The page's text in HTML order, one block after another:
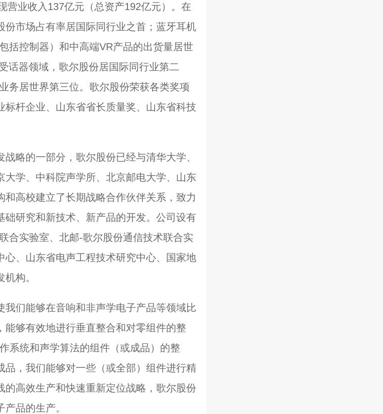
营业收入137亿元（总资产192亿元）。在
份市场占有率居国际同行业之首；蓝牙耳机
括控制器）和中高端VR产品的出货量居世
话器领域，歌尔股份居国际同行业第二
务居世界第三位。歌尔股份荣获各类奖项
标杆企业、山东省省长质量奖、山东省科技
略的一部分，歌尔股份已经与清华大学、
大学、中科院声学所、北京邮电大学、山东
和高校建立了长期战略合作伙伴关系，致力
础研究和新技术、新产品的开发。公司设有
合实验室、北邮-歌尔股份通信技术联合实
心、山东省电声工程技术研究中心、国家地
构。
我们能够在音响和非声学电子产品等领域比
能够有效地进行垂直整合和对零组件的整
系统和声学算法的组件（或成品）的整
品，我们能够对一些（或全部）组件进行精
的高效生产和快速重新定位战略，歌尔股份
品的生产。